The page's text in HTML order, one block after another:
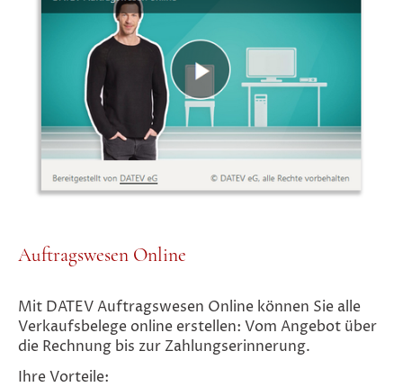
Auftragswesen Online
Mit DATEV Auftragswesen Online können Sie alle
Verkaufsbelege online erstellen: Vom Angebot über
die Rechnung bis zur Zahlungserinnerung.
Ihre Vorteile: